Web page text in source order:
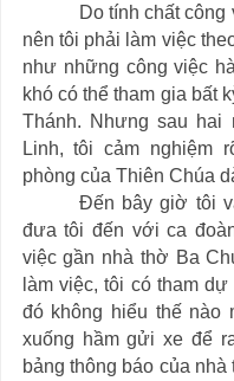
Do tính chất
nên tôi phải làm việc
như những công việc
khó có thể tham gia bất
Thánh. Nhưng sau hai
Linh, tôi cảm nghiệm
phòng của Thiên Chúa
Đến bây giờ tôi
đưa tôi đến với ca
việc gần nhà thờ Ba
làm việc, tôi có tham
đó không hiểu thế nào
xuống hầm gửi xe để
bảng thông báo của